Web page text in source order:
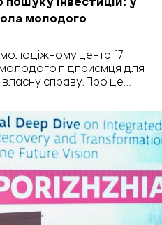
молодого
центрі 17
підприємця для
власну справу. Про це